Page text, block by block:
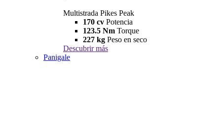
Multistrada Pikes Peak
170 cv Potencia
123.5 Nm Torque
227 kg Peso en seco
Descubrir más
Panigale